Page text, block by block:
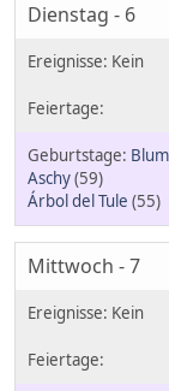
Dienstag - 6
Aschy(59)
Árbol del Tule (55)
Mittwoch - 7